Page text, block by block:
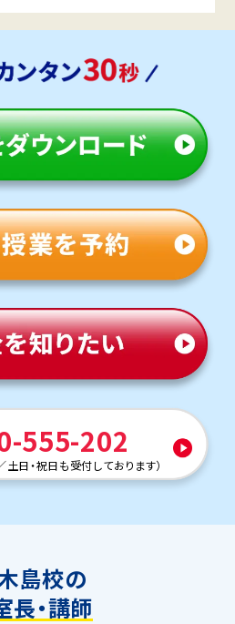
555-202
土日・祝日も受付しております）
島校の
長・講師